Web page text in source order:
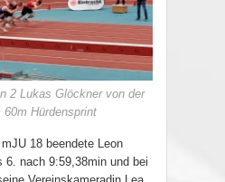
2 Lukas Glöckner von der
60m Hürdensprint
18 beendete Leon
6. nach 9:59,38min und bei